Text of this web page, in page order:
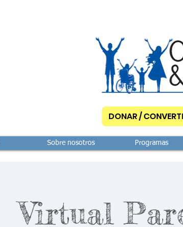
DONAR /
Sobre nosotros Programas
Virtual